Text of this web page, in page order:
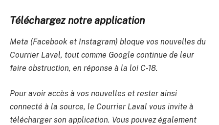
Téléchargez notre application
Meta (Facebook et Instagram) bloque vos nouvelles du
Courrier Laval, tout comme Google continue de leur
faire obstruction, en réponse à la loi C-18.
Pour avoir accès à vos nouvelles et rester ainsi
connecté à la source, le Courrier Laval vous invite à
télécharger son application. Vous pouvez également